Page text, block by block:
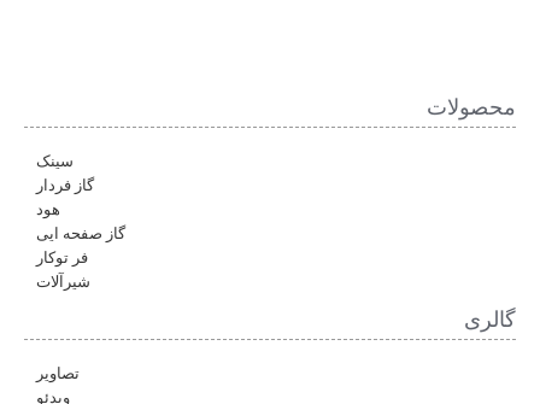
محصولات
سینک
گاز فردار
هود
گاز صفحه ایی
فر توکار
شیرآلات
گالری
تصاویر
ویدئو